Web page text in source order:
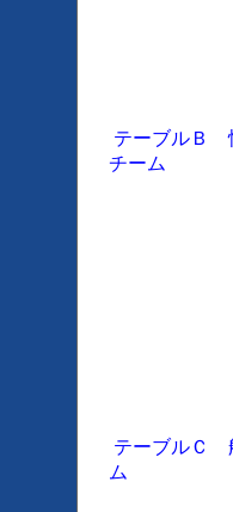
テーブルＢ
チーム
テーブルＣ
ム